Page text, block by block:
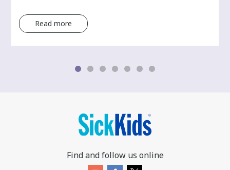
Read more
Find and follow us online